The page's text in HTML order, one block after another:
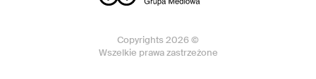
Copyrights 2026 ©
Wszelkie prawa zastrzeżone